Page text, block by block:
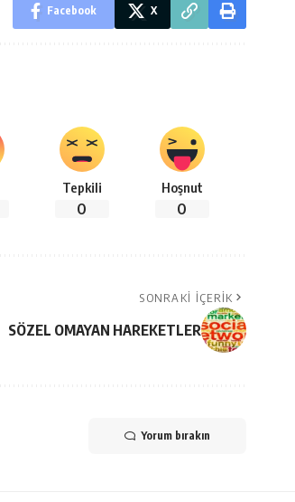
Facebook X
Tepkili
0
Hoşnut
0
SONRAKI İÇERIK
SÖZEL OMAYAN HAREKETLER
Yorum bırakın